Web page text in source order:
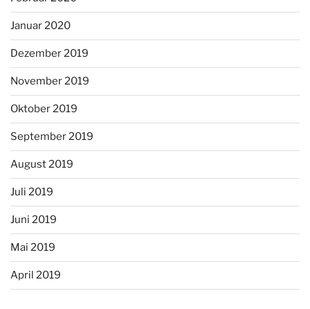
Januar 2020
Dezember 2019
November 2019
Oktober 2019
September 2019
August 2019
Juli 2019
Juni 2019
Mai 2019
April 2019